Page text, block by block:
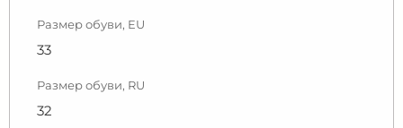
Размер обуви, EU
33
Размер обуви, RU
32